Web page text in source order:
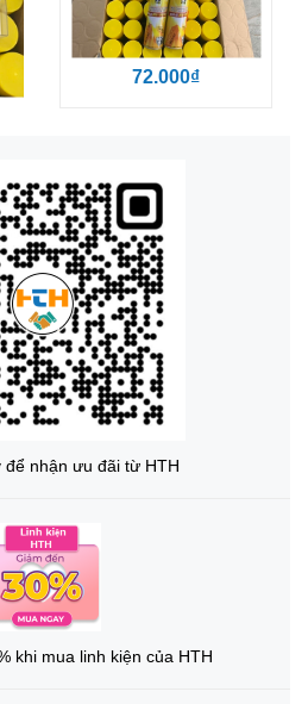
72.000₫
để nhận ưu đãi từ HTH
khi mua linh kiện của HTH